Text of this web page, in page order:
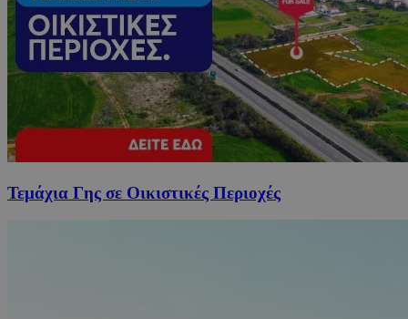
Τεμάχια Γης σε Οικιστικές Περιοχές